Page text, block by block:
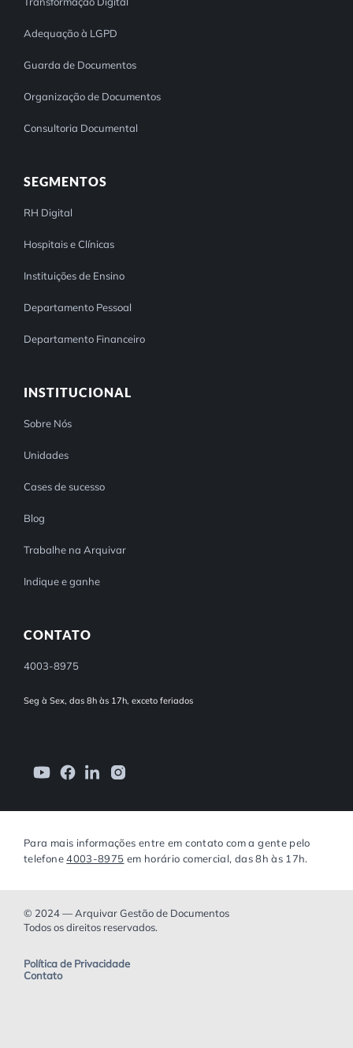
Adequação à LGPD
Guarda de Documentos
Organização de Documentos
Consultoria Documental
SEGMENTOS
RH Digital
Hospitais e Clínicas
Instituições de Ensino
Departamento Pessoal
Departamento Financeiro
INSTITUCIONAL
Sobre Nós
Unidades
Cases de sucesso
Blog
Trabalhe na Arquivar
Indique e ganhe
CONTATO
4003-8975
Seg à Sex, das 8h às 17h, exceto feriados
Para mais informações entre em contato com a gente pelo
telefone4003-8975 em horário comercial, das 8h às 17h.
© 2024 — Arquivar Gestão de Documentos
Todos os direitos reservados.
Política de Privacidade
Contato